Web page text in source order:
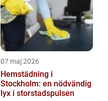
07 maj 2026
Hemstädning i
Stockholm: en nödvändig
lyx i storstadspulsen